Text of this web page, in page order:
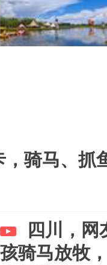
骑马、抓
四川，
孩骑马放牧